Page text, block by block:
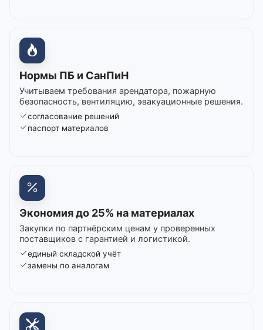
Нормы ПБ и СанПиН
Учитываем требования арендатора, пожарную
безопасность, вентиляцию, эвакуационные решения.
согласование решений
паспорт материалов
Экономия до 25% на материалах
Закупки по партнёрским ценам у проверенных
поставщиков с гарантией и логистикой.
единый складской учёт
замены по аналогам